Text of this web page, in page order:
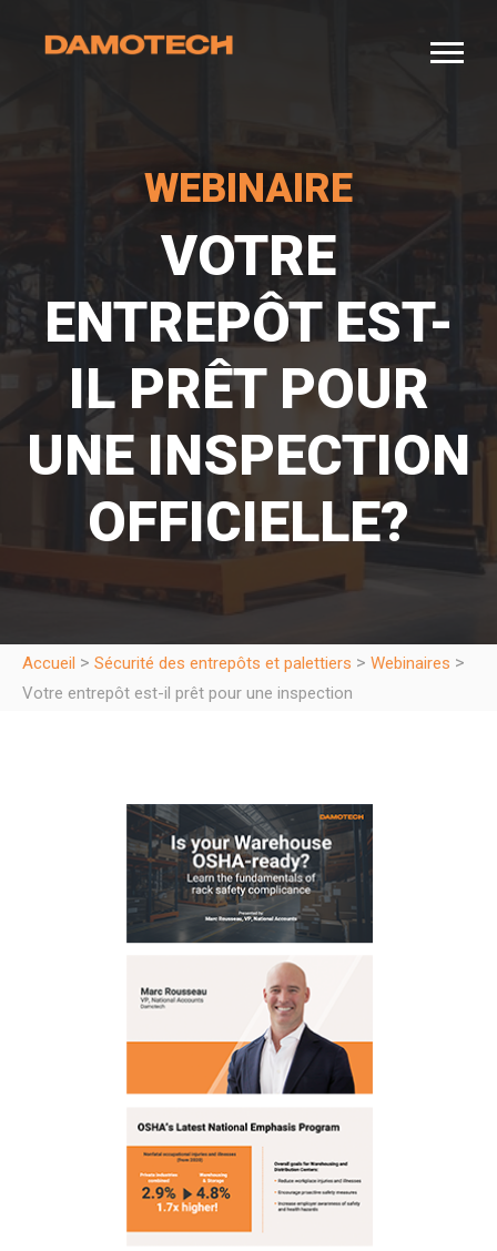
WEBINAIRE
VOTRE
ENTREPÔT EST-
IL PRÊT POUR
UNE INSPECTION
OFFICIELLE?
Accueil > Sécurité des entrepôts et palettiers > Webinaires >
Votre entrepôt est-il prêt pour une inspection